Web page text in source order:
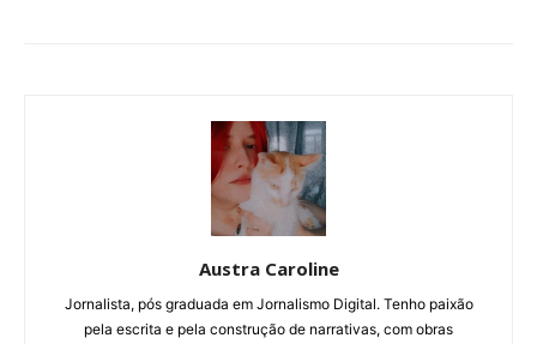
Austra Caroline
Jornalista, pós graduada em Jornalismo Digital. Tenho paixão
pela escrita e pela construção de narrativas, com obras